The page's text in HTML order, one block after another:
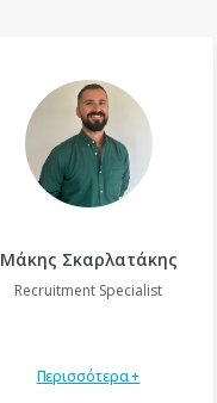
Μάκης Σκαρλατάκης
Recruitment Specialist
Περισσότερα +